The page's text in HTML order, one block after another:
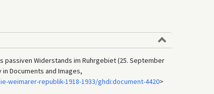
passiven Widerstands im Ruhrgebiet (25. September
Documents and Images,
republik-1918-1933/ghdi:document-4420>